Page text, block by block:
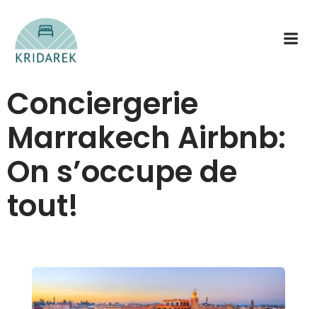
Conciergerie
Marrakech Airbnb:
On s’occupe de
tout!